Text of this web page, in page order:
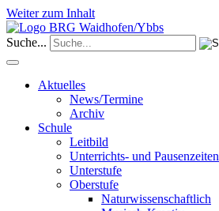
Weiter zum Inhalt
Suche...
Aktuelles
News/Termine
Archiv
Schule
Leitbild
Unterrichts- und Pausenzeiten
Unterstufe
Oberstufe
Naturwissenschaftlich